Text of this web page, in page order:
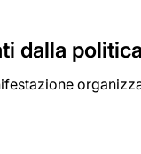
dalla politica